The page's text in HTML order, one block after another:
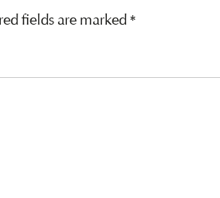
fields are marked*